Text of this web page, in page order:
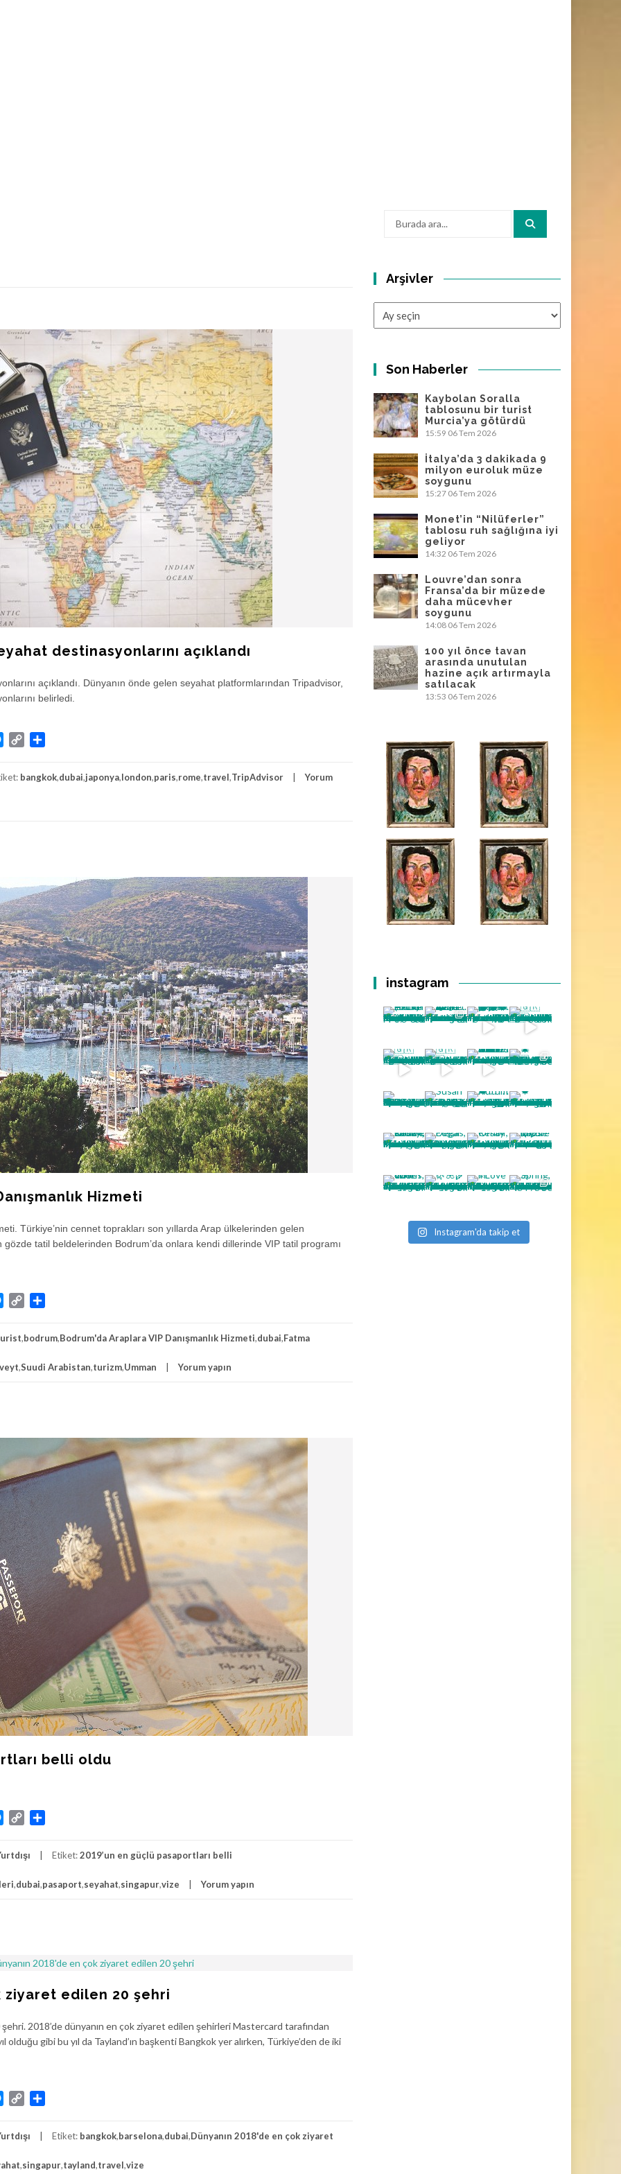
destinasyonlarını açıklandı
açıklandı. Dünyanın önde gelen seyahat platformlarından Tripadvisor,
belirledi.
Messenger
Copy
bangkok,dubai,japonya,london,paris,rome,travel,TripAdvisor Yorum
Hizmeti
Türkiye’nin cennet toprakları son yıllarda Arap ülkelerinden gelen
gözde tatil beldelerinden Bodrum’da onlara kendi dillerinde VIP tatil programı
Messenger
Copy
,bodrum,Bodrum'da Araplara VIP Danışmanlık Hizmeti,dubai,Fatma
,Suudi Arabistan,turizm,Umman Yorum yapın
belli oldu
Messenger
Copy
Etiket:2019’un en güçlü pasaportları belli
,dubai,pasaport,seyahat,singapur,vize Yorum yapın
ziyaret edilen 20 şehri
2018’de dünyanın en çok ziyaret edilen şehirleri Mastercard tarafından
olduğu gibi bu yıl da Tayland’ın başkenti Bangkok yer alırken, Türkiye’den de iki
Messenger
Copy
Etiket: bangkok,barselona,dubai,Dünyanın 2018'de en çok ziyaret
,singapur,tayland,travel,vize
Arşivler
Son Haberler
Kaybolan Soralla
tablosunu bir turist
Murcia’ya götürdü
15:59 06 Tem 2026
İtalya’da 3 dakikada 9
milyon euroluk müze
soygunu
15:27 06 Tem 2026
Monet’in “Nilüferler”
tablosu ruh sağlığına iyi
geliyor
14:32 06 Tem 2026
Louvre’dan sonra
Fransa’da bir müzede
daha mücevher
soygunu
14:08 06 Tem 2026
100 yıl önce tavan
arasında unutulan
hazine açık artırmayla
satılacak
13:53 06 Tem 2026
instagram
Instagram'da takip et